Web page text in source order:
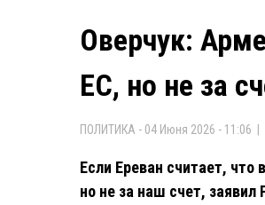
Оверчук:
ЕС, но не за
ПОЛИТИКА - 04 Июня 2026 - 11:06 |
Если Ереван считает,
но не за наш счет,